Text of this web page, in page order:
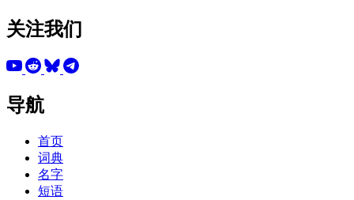
关注我们
导航
首页
词典
名字
短语